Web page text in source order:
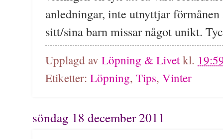
anledningar, inte utnyttjar
sitt/sina barn missar något unikt.
Upplagd av Löpning & Livet kl.
Etiketter: Löpning, Tips, Vinter
söndag 18 december 2011